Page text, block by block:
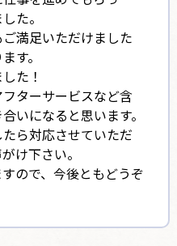
た。
満足いただけました
す。
た！
ターサービスなど含
いになると思います。
ら対応させていただ
け下さい。
ので、今後ともどうぞ